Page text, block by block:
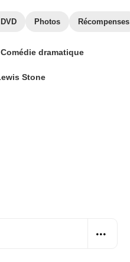
Photos Récompenses
Comédie dramatique
Stone